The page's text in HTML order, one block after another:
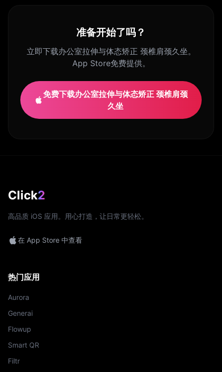
准备开始了吗？
立即下载办公室拉伸与体态矫正 颈椎肩颈久坐。
App Store免费提供。
免费下载办公室拉伸与体态矫正 颈椎肩颈
久坐
Click2
高品质 iOS 应用。用心打造，让日常更轻松。
在 App Store 中查看
热门应用
Aurora
Generai
Flowup
Smart QR
Filtr